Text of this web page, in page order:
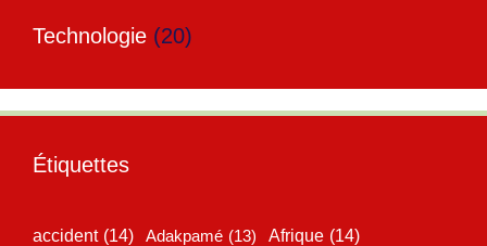
Technologie (20)
Étiquettes
accident (14) Adakpamé (13) Afrique (14)